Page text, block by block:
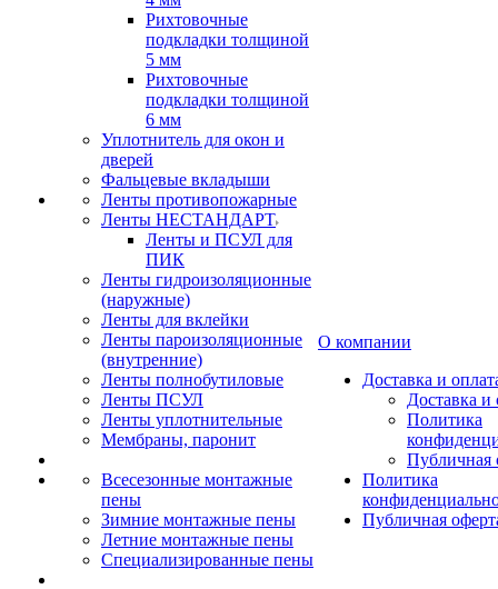
Рихтовочные
подкладки толщиной
5 мм
Рихтовочные
подкладки толщиной
6 мм
Уплотнитель для окон и
дверей
Фальцевые вкладыши
Ленты противопожарные
Ленты НЕСТАНДАРТ
Ленты и ПСУЛ для
ПИК
Ленты гидроизоляционные
(наружные)
Ленты для вклейки
Ленты пароизоляционные
(внутренние)
Ленты полнобутиловые
Ленты ПСУЛ
Ленты уплотнительные
Мембраны, паронит
Всесезонные монтажные
пены
Зимние монтажные пены
Летние монтажные пены
Специализированные пены
О компании
Доставка и
Доставка и
Политика
Публичная
Политика
Публичная